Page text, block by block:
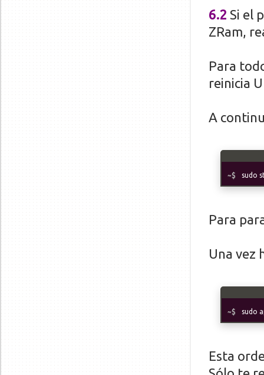
6.2 Si el
ZRam,
Para
reinicia
A
sudo
Para
Una vez
sudo
Esta